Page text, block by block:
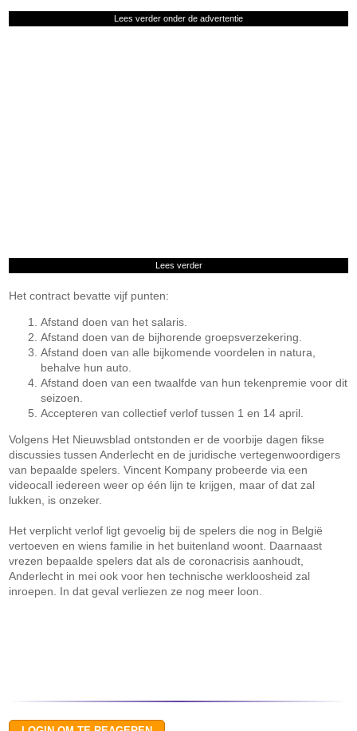
Lees verder onder de advertentie
Lees verder
Het contract bevatte vijf punten:
Afstand doen van het salaris.
Afstand doen van de bijhorende groepsverzekering.
Afstand doen van alle bijkomende voordelen in natura,
behalve hun auto.
Afstand doen van een twaalfde van hun tekenpremie voor dit
seizoen.
Accepteren van collectief verlof tussen 1 en 14 april.
Volgens Het Nieuwsblad ontstonden er de voorbije dagen fikse
discussies tussen Anderlecht en de juridische vertegenwoordigers
van bepaalde spelers. Vincent Kompany probeerde via een
videocall iedereen weer op één lijn te krijgen, maar of dat zal
lukken, is onzeker.
Het verplicht verlof ligt gevoelig bij de spelers die nog in België
vertoeven en wiens familie in het buitenland woont. Daarnaast
vrezen bepaalde spelers dat als de coronacrisis aanhoudt,
Anderlecht in mei ook voor hen technische werkloosheid zal
inroepen. In dat geval verliezen ze nog meer loon.